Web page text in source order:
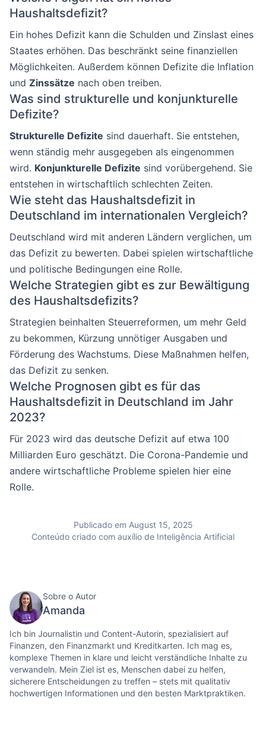
Haushaltsdefizit?
Ein hohes Defizit kann die Schulden und Zinslast eines
Staates erhöhen. Das beschränkt seine finanziellen
Möglichkeiten. Außerdem können Defizite die Inflation
und Zinssätze nach oben treiben.
Was sind strukturelle und konjunkturelle
Defizite?
Strukturelle Defizite sind dauerhaft. Sie entstehen,
wenn ständig mehr ausgegeben als eingenommen
wird. Konjunkturelle Defizite sind vorübergehend. Sie
entstehen in wirtschaftlich schlechten Zeiten.
Wie steht das Haushaltsdefizit in
Deutschland im internationalen Vergleich?
Deutschland wird mit anderen Ländern verglichen, um
das Defizit zu bewerten. Dabei spielen wirtschaftliche
und politische Bedingungen eine Rolle.
Welche Strategien gibt es zur Bewältigung
des Haushaltsdefizits?
Strategien beinhalten Steuerreformen, um mehr Geld
zu bekommen, Kürzung unnötiger Ausgaben und
Förderung des Wachstums. Diese Maßnahmen helfen,
das Defizit zu senken.
Welche Prognosen gibt es für das
Haushaltsdefizit in Deutschland im Jahr
2023?
Für 2023 wird das deutsche Defizit auf etwa 100
Milliarden Euro geschätzt. Die Corona-Pandemie und
andere wirtschaftliche Probleme spielen hier eine
Rolle.
Publicado em August 15, 2025
Conteúdo criado com auxílio de Inteligência Artificial
Sobre o Autor
Amanda
Ich bin Journalistin und Content-Autorin, spezialisiert auf
Finanzen, den Finanzmarkt und Kreditkarten. Ich mag es,
komplexe Themen in klare und leicht verständliche Inhalte zu
verwandeln. Mein Ziel ist es, Menschen dabei zu helfen,
sicherere Entscheidungen zu treffen – stets mit qualitativ
hochwertigen Informationen und den besten Marktpraktiken.